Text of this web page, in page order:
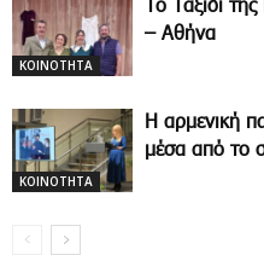
ΚΟΙΝΟΤΗΤΑ
Το Ταξίδι
– Αθήνα
ΚΟΙΝΟΤΗΤΑ
Η αρμενική
μέσα από το